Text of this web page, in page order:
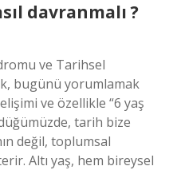
davranmalı ?
ve Tarihsel
bugünü yorumlamak
ve özellikle “6 yaş
tarih bize
değil, toplumsal
Altı yaş, hem bireysel